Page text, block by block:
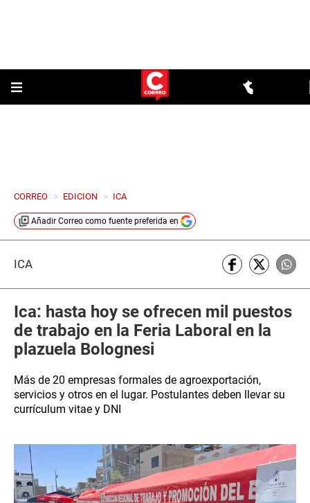
CORREO > EDICION > ICA
Añadir Correo como fuente preferida en
ICA
Ica: hasta hoy se ofrecen mil puestos
de trabajo en la Feria Laboral en la
plazuela Bolognesi
Más de 20 empresas formales de agroexportación,
servicios y otros en el lugar. Postulantes deben llevar su
currículum vitae y DNI